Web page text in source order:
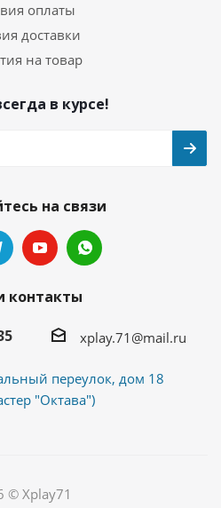
оплаты
доставки
на товар
в курсе!
на связи
контакты
xplay.71@mail.ru
переулок, дом 18
"Октава")
© Xplay71